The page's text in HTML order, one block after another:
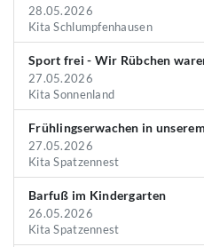
28.05.2026
Kita Schlumpfenhausen
Sport frei - Wir Rübchen
27.05.2026
Kita Sonnenland
Frühlingserwachen in
27.05.2026
Kita Spatzennest
Barfuß im Kindergarten
26.05.2026
Kita Spatzennest